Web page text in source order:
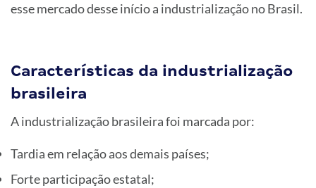
esse mercado desse início a industrialização no Brasil.
Características da industrialização
brasileira
A industrialização brasileira foi marcada por:
Tardia em relação aos demais países;
Forte participação estatal;